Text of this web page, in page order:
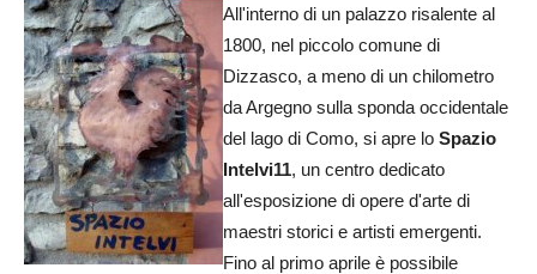
All'interno di un palazzo risalente al
1800, nel piccolo comune di
Dizzasco, a meno di un chilometro
da Argegno sulla sponda occidentale
del lago di Como, si apre lo Spazio
Intelvi11, un centro dedicato
all'esposizione di opere d'arte di
maestri storici e artisti emergenti.
Fino al primo aprile è possibile